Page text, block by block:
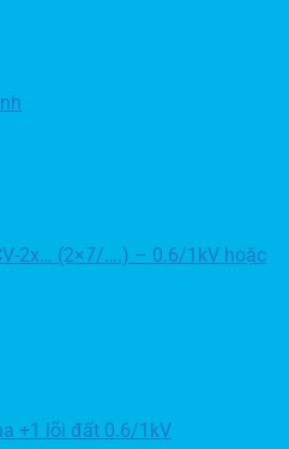
2x… (2×7/….) – 0.6/1kV hoặc
+1 lõi đất 0.6/1kV